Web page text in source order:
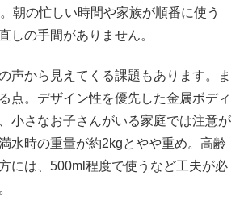
朝の忙しい時間や家族が順番に使う
しの手間がありません。
声から見えてくる課題もあります。ま
点。デザイン性を優先した金属ボディ
小さなお子さんがいる家庭では注意が
水時の重量が約2kgとやや重め。高齢
には、500ml程度で使うなど工夫が必